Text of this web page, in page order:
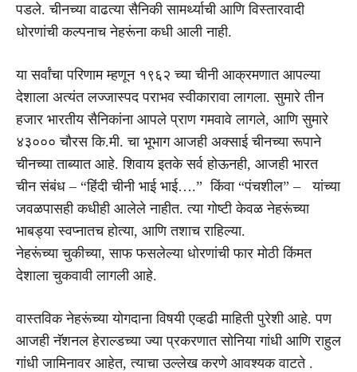
पडले. चीनच्या वाढत्या सैनिकी सामर्थ्याची आणि विस्तारवादी
धोरणांची कल्पनाच नेहरूंना कधी आली नाही.
या सर्वांचा परिणाम म्हणून १९६२ च्या चीनी आक्रमणात आपल्या
देशाला अत्यंत लज्जास्पद पराभव स्वीकारावा लागला. सुमारे तीन
हजार भारतीय सैनिकांना आपले प्राण गमवावे लागले, आणि सुमारे
४३००० चौरस कि.मी. चा भूभाग आजही अक्साई चीनच्या रूपाने
चीनच्या ताब्यात आहे. शिवाय इतके सर्व होऊनही, आजही भारत
चीन संबंध – “हिंदी चीनी भाई भाई….” किंवा “पंचशील” – यांच्या
जवळपासही कधीही आलेले नाहीत. त्या गोष्टी केवळ नेहरूंच्या
भाबड्या स्वप्नातच होत्या, आणि तशाच राहिल्या.
नेहरूंच्या चुकीच्या, साफ फसलेल्या धोरणांची फार मोठी किंमत
देशाला चुकवावी लागली आहे.
वास्तविक नेहरूंच्या योगदाना विषयी एव्हढी माहिती पुरेशी आहे. पण
आजही नॅशनल हेराल्डच्या ज्या प्रकरणात सोनिया गांधी आणि राहुल
गांधी जामिनावर आहेत, त्याचा उल्लेख करणे आवश्यक वाटते .